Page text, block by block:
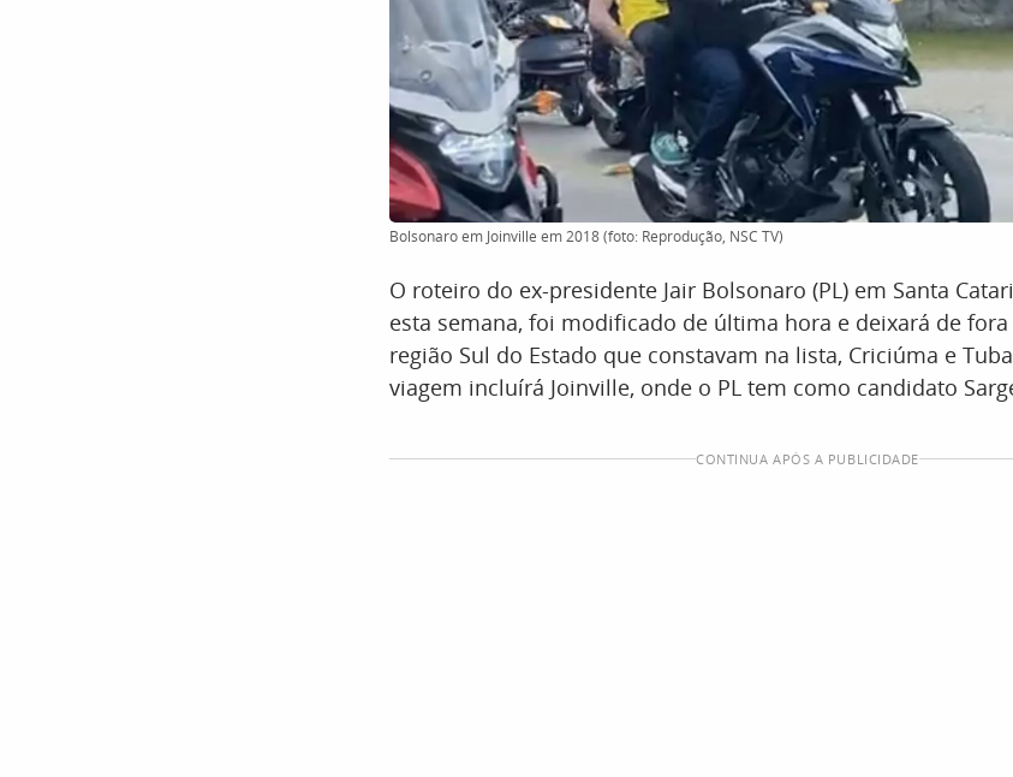
Bolsonaro em Joinville em 2018 (foto: Reprodução, NSC TV)
O roteiro do ex-presidente Jair Bolsonaro (PL) em Santa
esta semana, foi modificado de última hora e deixará de
região Sul do Estado que constavam na lista, Criciúma e
viagem incluírá Joinville, onde o PL tem como candidato
CONTINUA APÓS A PUBLICIDADE